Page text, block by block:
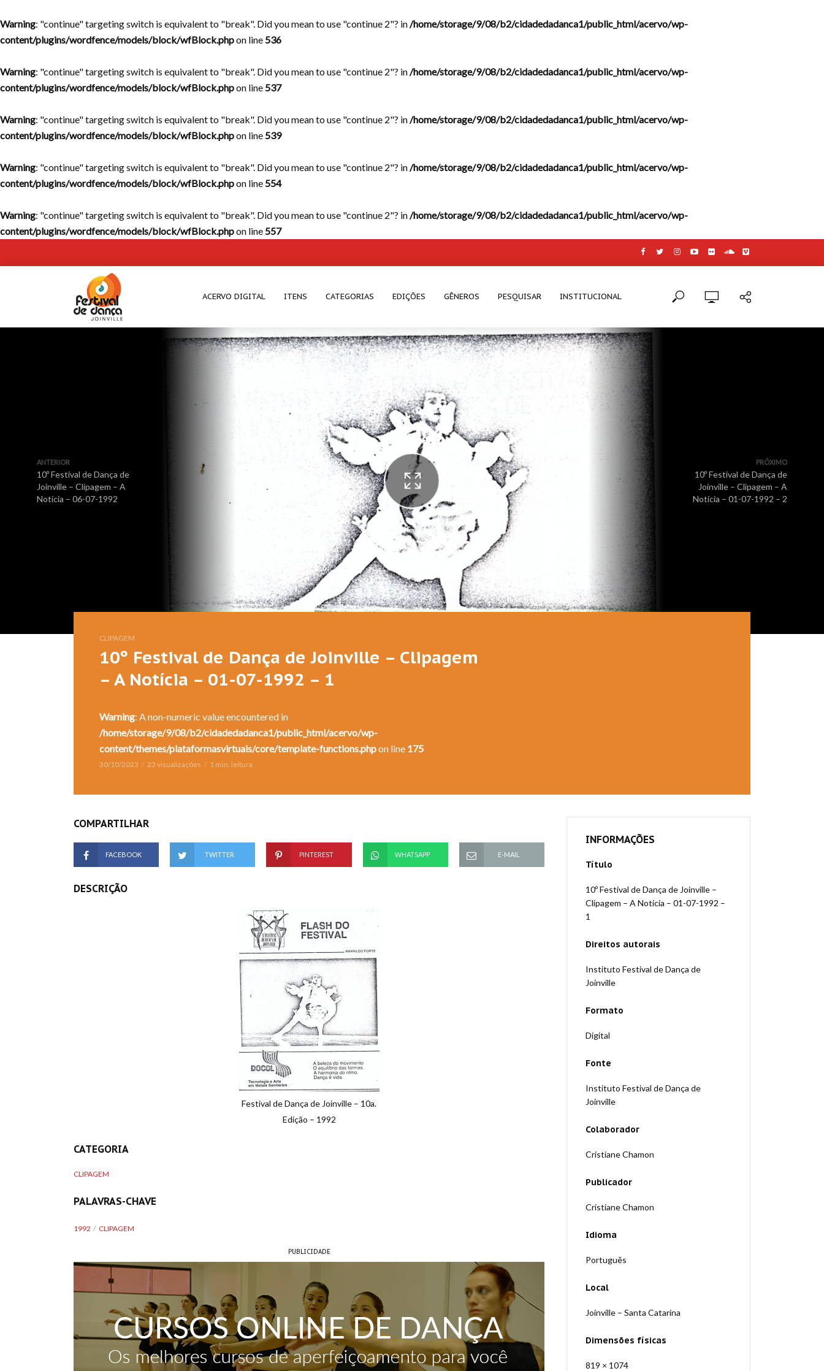
Warning: "continue" targeting switch is equivalent to "break". Did you mean to use "continue 2"? in/home/storage/9/08/b2/cidadedadanca1/public_html/acervo/wp-
content/plugins/wordfence/models/block/wfBlock.phpon line536
Warning: "continue" targeting switch is equivalent to "break". Did you mean to use "continue 2"? in/home/storage/9/08/b2/cidadedadanca1/public_html/acervo/wp-
content/plugins/wordfence/models/block/wfBlock.phpon line537
Warning: "continue" targeting switch is equivalent to "break". Did you mean to use "continue 2"? in/home/storage/9/08/b2/cidadedadanca1/public_html/acervo/wp-
content/plugins/wordfence/models/block/wfBlock.phpon line539
Warning: "continue" targeting switch is equivalent to "break". Did you mean to use "continue 2"? in/home/storage/9/08/b2/cidadedadanca1/public_html/acervo/wp-
content/plugins/wordfence/models/block/wfBlock.phpon line554
Warning: "continue" targeting switch is equivalent to "break". Did you mean to use "continue 2"? in/home/storage/9/08/b2/cidadedadanca1/public_html/acervo/wp-
content/plugins/wordfence/models/block/wfBlock.phpon line557
ACERVO DIGITAL ITENS CATEGORIAS EDIÇÕES GÊNEROS PESQUISAR INSTITUCIONAL
ANTERIOR
10º Festival de Dança de
Joinville – Clipagem – A
Notícia – 06-07-1992
PRÓXIMO
10º Festival de Dança de
Joinville – Clipagem – A
Notícia – 01-07-1992 – 2
CLIPAGEM
10º Festival de Dança de Joinville – Clipagem
– A Notícia – 01-07-1992 – 1
Warning: A non-numeric value encountered in
/home/storage/9/08/b2/cidadedadanca1/public_html/acervo/wp-
content/themes/plataformasvirtuais/core/template-functions.phpon line 175
30/10/2023 23 visualizações 1 min. leitura
COMPARTILHAR
FACEBOOK TWITTER PINTEREST WHATSAPP E-MAIL
DESCRIÇÃO
Festival de Dança de Joinville – 10a.
Edição – 1992
CATEGORIA
CLIPAGEM
PALAVRAS-CHAVE
1992 CLIPAGEM
PUBLICIDADE
INFORMAÇÕES
Título
10º Festival de Dança de Joinville –
Clipagem – A Notícia – 01-07-1992 –
1
Direitos autorais
Instituto Festival de Dança de
Joinville
Formato
Digital
Fonte
Instituto Festival de Dança de
Joinville
Colaborador
Cristiane Chamon
Publicador
Cristiane Chamon
Idioma
Português
Local
Joinville – Santa Catarina
Dimensões físicas
819 × 1074